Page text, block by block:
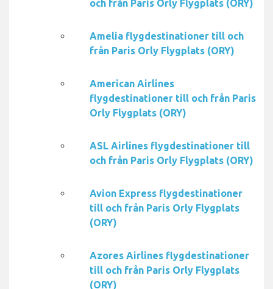
och från Paris Orly Flygplats (ORY)
Amelia flygdestinationer till och
från Paris Orly Flygplats (ORY)
American Airlines
flygdestinationer till och från Paris
Orly Flygplats (ORY)
ASL Airlines flygdestinationer till
och från Paris Orly Flygplats (ORY)
Avion Express flygdestinationer
till och från Paris Orly Flygplats
(ORY)
Azores Airlines flygdestinationer
till och från Paris Orly Flygplats
(ORY)